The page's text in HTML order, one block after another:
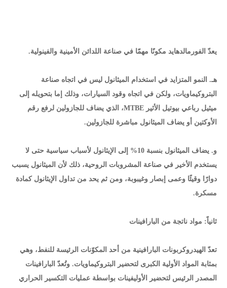
يعدّ الفورمالدهايد مكونًا مهمّا في صناعة اللدائن الأمينية والفينولية.
هـ. النمو المتزايد في استخدام الميثانول ليس في اتجاه صناعة
البتروكيماويات، ولكن في اتجاه وقود السيارات، وذلك إما بتحويله إلى
ميثيل رباعي بيوتيل الأثير MTBE، الذي يضاف للجازولين لرفع رقم
الأوكتين أو يضاف الميثانول مباشرة للجازولين.
و. يضاف الميثانول بنسبة 10% إلى الإيثانول لأسباب سياسية حتى لا
يستخدم الأخير في صناعة المشروبات الروحية، ذلك لأن الميثانول يسبب
دوارًا وقيئًا وعمى إبصار وغيبوبة، ومن ثم يحد من تداول الإيثانول كمادة
مسكرة.
ثانياً: مواد ناتجة من البارافينات
تعدّ الهيدروكربونات البارافينية من أحد المكوّنات الرئيسة للنفط، وهي
بمثابة المواد الأولية الكبرى لتحضير البتروكيماويات. وتُعدّ البارافينات
المصدر الرئيس لتحضير الأوليفينات بواسطة عمليات التكسير الحراري